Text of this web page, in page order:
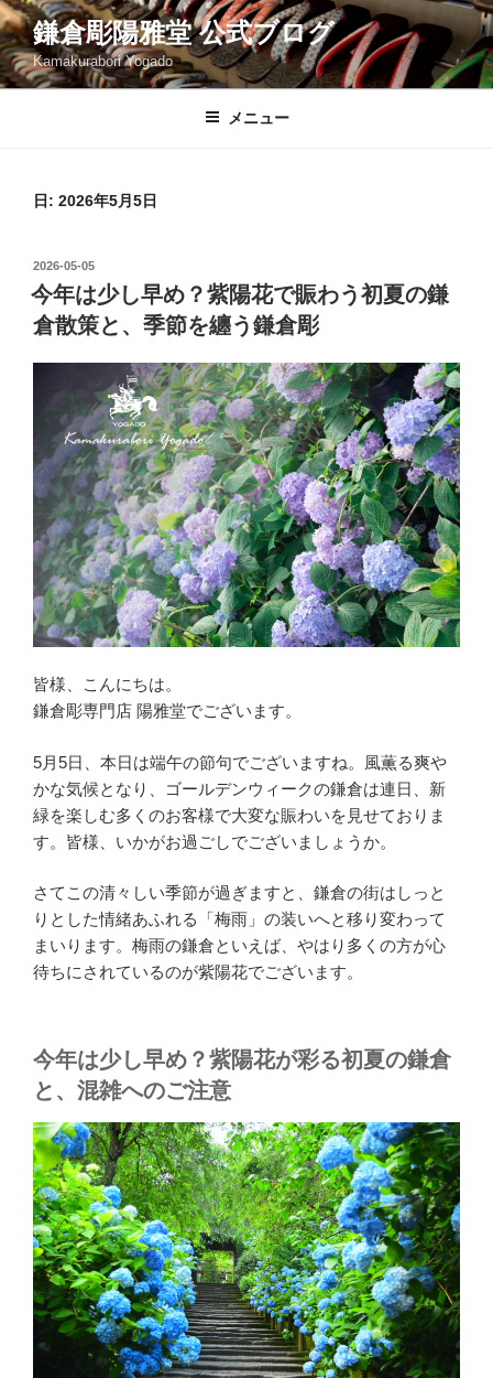
コ
ン
テ
ン
鎌倉彫陽雅堂 公式ブログ
Kamakurabori Yogado
メニュー
日: 2026年5月5日
投
稿
日:
2026-05-05
今年は少し早め？紫陽花で賑わう初夏の鎌
倉散策と、季節を纏う鎌倉彫
皆様、こんにちは。
鎌倉彫専門店 陽雅堂でございます。
5月5日、本日は端午の節句でございますね。風薫る爽や
かな気候となり、ゴールデンウィークの鎌倉は連日、新
緑を楽しむ多くのお客様で大変な賑わいを見せておりま
す。皆様、いかがお過ごしでございましょうか。
さてこの清々しい季節が過ぎますと、鎌倉の街はしっと
りとした情緒あふれる「梅雨」の装いへと移り変わって
まいります。梅雨の鎌倉といえば、やはり多くの方が心
待ちにされているのが紫陽花でございます。
今年は少し早め？紫陽花が彩る初夏の鎌倉
と、混雑へのご注意